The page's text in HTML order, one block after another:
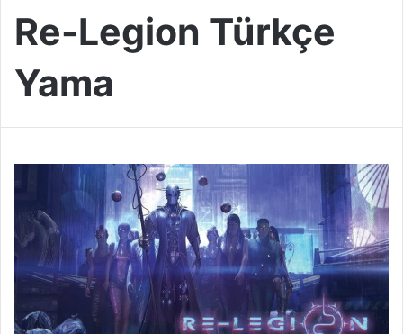
Re-Legion Türkçe
Yama